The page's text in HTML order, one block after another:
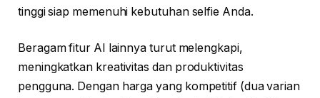
tinggi siap memenuhi kebutuhan selfie Anda.
Beragam fitur AI lainnya turut melengkapi,
meningkatkan kreativitas dan produktivitas
pengguna. Dengan harga yang kompetitif (dua varian